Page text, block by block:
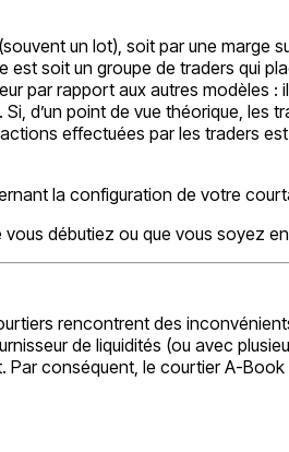
un lot), soit par une marge
soit un groupe de traders qui
par rapport aux autres modèles :
d’un point de vue théorique,
effectuées par les traders
la configuration de votre
débutiez ou que vous soyez
rencontrent des
de liquidités (ou avec
conséquent, le courtier A-